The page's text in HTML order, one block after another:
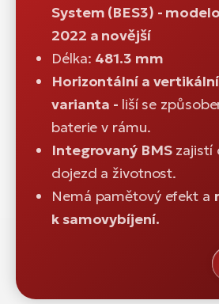
System (BES3) -
2022 a novější
Délka: 481.3 mm
Horizontální a vertikální
varianta - liší se
baterie v rámu.
Integrovaný BMSzajistí
dojezd a životnost.
Nemá pamětový efekt a
k samovybíjení.